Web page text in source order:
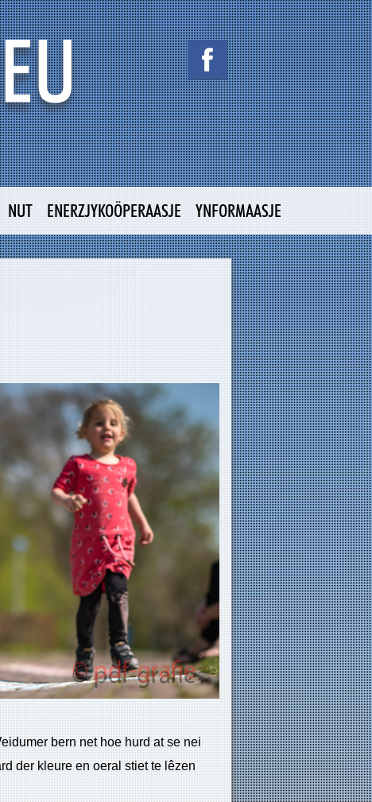
NUT ENERZJYKOÖPERAASJE YNFORMAASJE
bern net hoe hurd at se nei
der kleure en oeral stiet te lêzen